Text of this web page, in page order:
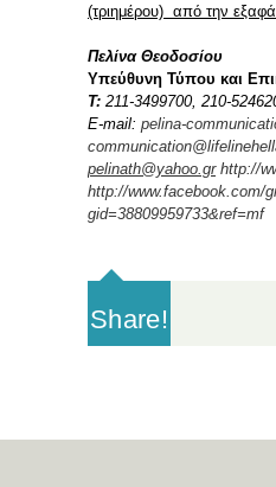
(τριημέρου) από την
Πελίνα Θεοδοσίου
Υπεύθυνη Τύπου και
Τ: 211-3499700, 210-
E-mail: pelina-
pelinath@yahoo.gr http://
http://www.facebook.com/
gid=38809959733&ref=mf
Share!